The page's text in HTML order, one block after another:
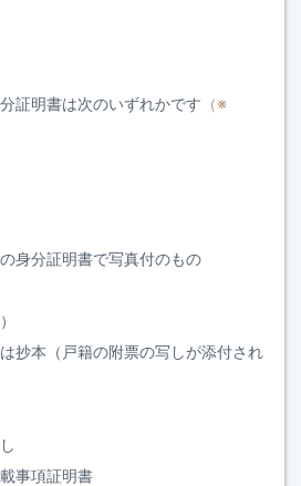
証明書は次のいずれかです （※
身分証明書で写真付のもの
抄本（戸籍の附票の写しが添付され
事項証明書